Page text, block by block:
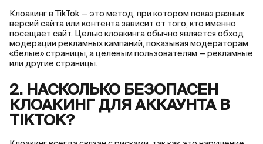
Клоакинг в TikTok — это метод, при котором показ разных
версий сайта или контента зависит от того, кто именно
посещает сайт. Целью клоакинга обычно является обход
модерации рекламных кампаний, показывая модераторам
«белые» страницы, а целевым пользователям — рекламные
или другие страницы.
2. НАСКОЛЬКО БЕЗОПАСЕН
КЛОАКИНГ ДЛЯ АККАУНТА В
TIKTOK?